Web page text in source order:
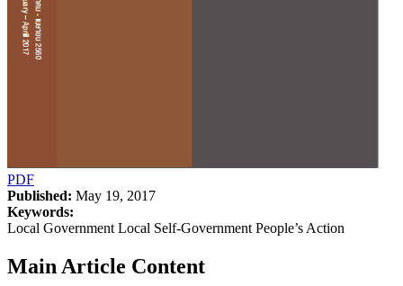
PDF
Published: May 19, 2017
Keywords:
Local Government Local Self-Government People’s Action
Main Article Content